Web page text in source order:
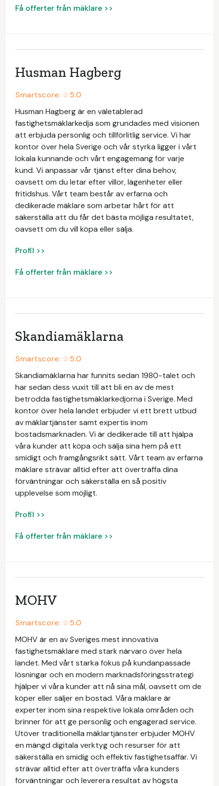
Få offerter från mäklare >>
Husman Hagberg
Smartscore: ☆5.0
Husman Hagberg är en väletablerad
fastighetsmäklarkedja som grundades med visionen
att erbjuda personlig och tillförlitlig service. Vi har
kontor över hela Sverige och vår styrka ligger i vårt
lokala kunnande och vårt engagemang för varje
kund. Vi anpassar vår tjänst efter dina behov,
oavsett om du letar efter villor, lägenheter eller
fritidshus. Vårt team består av erfarna och
dedikerade mäklare som arbetar hårt för att
säkerställa att du får det bästa möjliga resultatet,
oavsett om du vill köpa eller sälja.
Profil >>
Få offerter från mäklare >>
Skandiamäklarna
Smartscore: ☆5.0
Skandiamäklarna har funnits sedan 1980-talet och
har sedan dess vuxit till att bli en av de mest
betrodda fastighetsmäklarkedjorna i Sverige. Med
kontor över hela landet erbjuder vi ett brett utbud
av mäklartjänster samt expertis inom
bostadsmarknaden. Vi är dedikerade till att hjälpa
våra kunder att köpa och sälja sina hem på ett
smidigt och framgångsrikt sätt. Vårt team av erfarna
mäklare strävar alltid efter att överträffa dina
förväntningar och säkerställa en så positiv
upplevelse som möjligt.
Profil >>
Få offerter från mäklare >>
MOHV
Smartscore: ☆5.0
MOHV är en av Sveriges mest innovativa
fastighetsmäklare med stark närvaro över hela
landet. Med vårt starka fokus på kundanpassade
lösningar och en modern marknadsföringsstrategi
hjälper vi våra kunder att nå sina mål, oavsett om de
köper eller säljer en bostad. Våra mäklare är
experter inom sina respektive lokala områden och
brinner för att ge personlig och engagerad service.
Utöver traditionella mäklartjänster erbjuder MOHV
en mängd digitala verktyg och resurser för att
säkerställa en smidig och effektiv fastighetsaffär. Vi
strävar alltid efter att överträffa våra kunders
förväntningar och leverera resultat av högsta